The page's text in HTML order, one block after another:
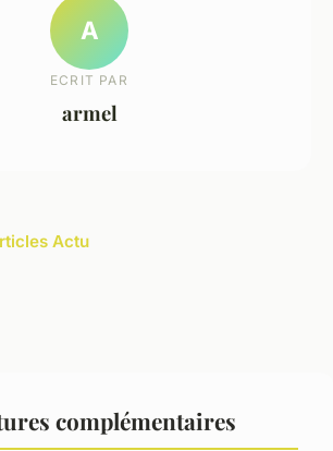
A
ECRIT PAR
armel
Actu
complémentaires